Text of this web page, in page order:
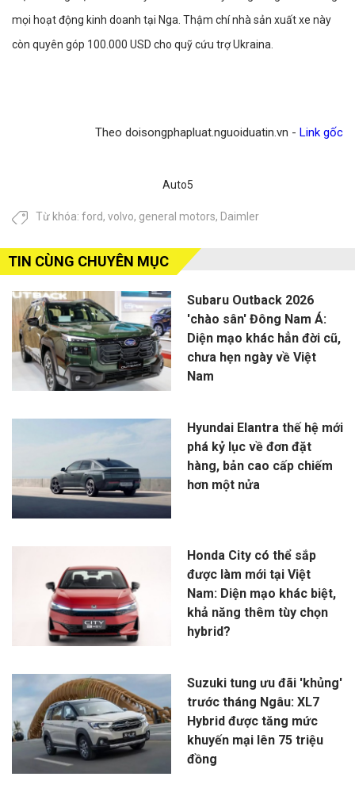
mọi hoạt động kinh doanh tại Nga. Thậm chí nhà sản xuất xe này
còn quyên góp 100.000 USD cho quỹ cứu trợ Ukraina.
Theo doisongphapluat.nguoiduatin.vn - Link gốc
Auto5
Từ khóa: ford, volvo, general motors, Daimler
TIN CÙNG CHUYÊN MỤC
Subaru Outback 2026
'chào sân' Đông Nam Á:
Diện mạo khác hẳn đời cũ,
chưa hẹn ngày về Việt
Nam
Hyundai Elantra thế hệ mới
phá kỷ lục về đơn đặt
hàng, bản cao cấp chiếm
hơn một nửa
Honda City có thể sắp
được làm mới tại Việt
Nam: Diện mạo khác biệt,
khả năng thêm tùy chọn
hybrid?
Suzuki tung ưu đãi 'khủng'
trước tháng Ngâu: XL7
Hybrid được tăng mức
khuyến mại lên 75 triệu
đồng